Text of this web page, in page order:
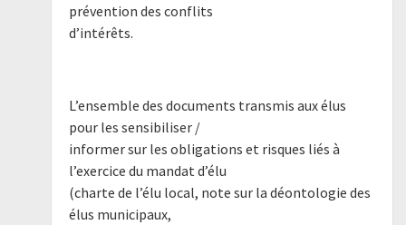
prévention des conflits
d’intérêts.
L’ensemble des documents transmis aux élus
pour les sensibiliser /
informer sur les obligations et risques liés à
l’exercice du mandat d’élu
(charte de l’élu local, note sur la déontologie des
élus municipaux,